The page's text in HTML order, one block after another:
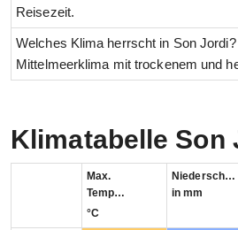
Reisezeit.
Welches Klima herrscht in Son Jordi?
Mittelmeerklima mit trockenem und
Klimatabelle Son
Max.
Temperatur
°C
Niederschlag
in mm